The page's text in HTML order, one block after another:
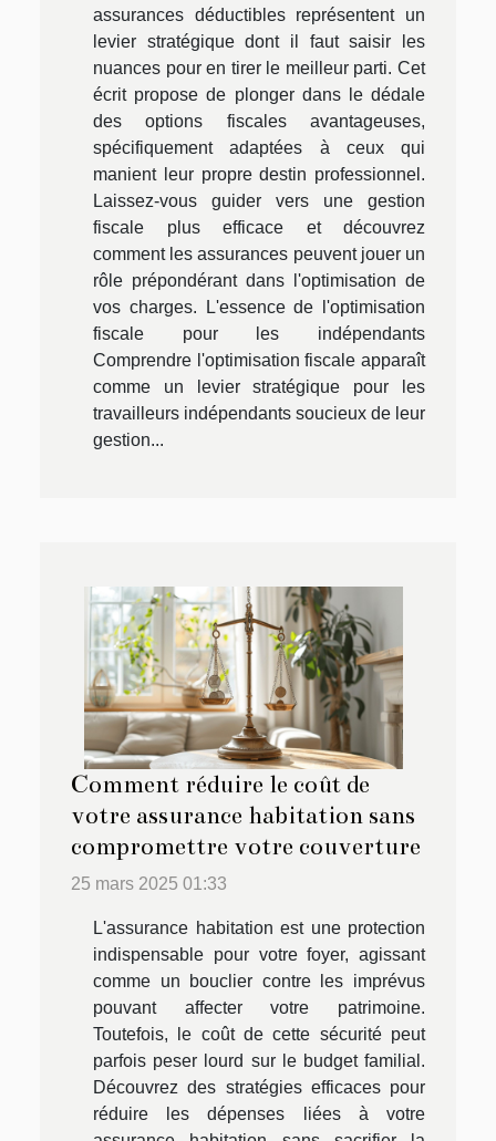
assurances déductibles représentent un
levier stratégique dont il faut saisir les
nuances pour en tirer le meilleur parti. Cet
écrit propose de plonger dans le dédale
des options fiscales avantageuses,
spécifiquement adaptées à ceux qui
manient leur propre destin professionnel.
Laissez-vous guider vers une gestion
fiscale plus efficace et découvrez
comment les assurances peuvent jouer un
rôle prépondérant dans l'optimisation de
vos charges. L'essence de l'optimisation
fiscale pour les indépendants
Comprendre l'optimisation fiscale apparaît
comme un levier stratégique pour les
travailleurs indépendants soucieux de leur
gestion...
Comment réduire le coût de
votre assurance habitation sans
compromettre votre couverture
25 mars 2025 01:33
L'assurance habitation est une protection
indispensable pour votre foyer, agissant
comme un bouclier contre les imprévus
pouvant affecter votre patrimoine.
Toutefois, le coût de cette sécurité peut
parfois peser lourd sur le budget familial.
Découvrez des stratégies efficaces pour
réduire les dépenses liées à votre